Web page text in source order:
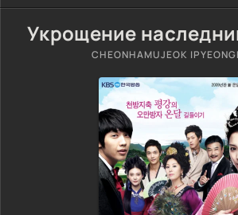
Укрощение
CHEONHAMUJEOK